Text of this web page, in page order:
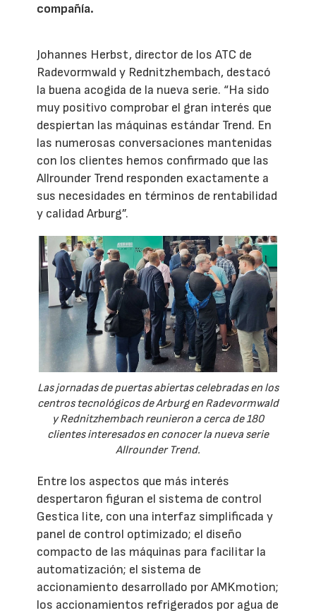
compañía.
Johannes Herbst, director de los ATC de
Radevormwald y Rednitzhembach, destacó
la buena acogida de la nueva serie. “Ha sido
muy positivo comprobar el gran interés que
despiertan las máquinas estándar Trend. En
las numerosas conversaciones mantenidas
con los clientes hemos confirmado que las
Allrounder Trend responden exactamente a
sus necesidades en términos de rentabilidad
y calidad Arburg”.
Las jornadas de puertas abiertas celebradas en los
centros tecnológicos de Arburg en Radevormwald
y Rednitzhembach reunieron a cerca de 180
clientes interesados en conocer la nueva serie
Allrounder Trend.
Entre los aspectos que más interés
despertaron figuran el sistema de control
Gestica lite, con una interfaz simplificada y
panel de control optimizado; el diseño
compacto de las máquinas para facilitar la
automatización; el sistema de
accionamiento desarrollado por AMKmotion;
los accionamientos refrigerados por agua de